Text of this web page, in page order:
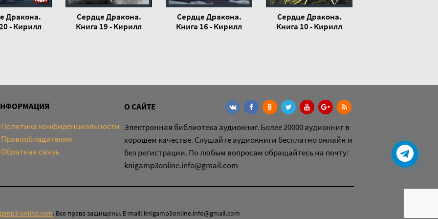
Дракона.
- Кирилл
Сердце Дракона.
Книга 19 - Кирилл
Сердце Дракона.
Книга 16 - Кирилл
Сердце Дракона.
Книга 10 - Кирилл
Политика конфиденциальности
Правообладателям
Обратная связь
О САЙТЕ
Электронная библиотека аудиокниг. Более 20000 аудиокниг в
хорошем качестве. Слушайте аудиокниги бесплатно онлайн и
без регистрации. По любым вопросам обращайтесь на почту:
knigamp3online.info@gmail.com
online.com. Все права защищены. E-mail: knigamp3online.info@gmail.com